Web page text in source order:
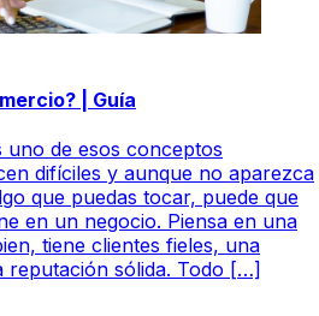
| Guía
de esos conceptos
difíciles y aunque no aparezca
que puedas tocar, puede que
en un negocio. Piensa en una
tiene clientes fieles, una
reputación sólida. Todo […]